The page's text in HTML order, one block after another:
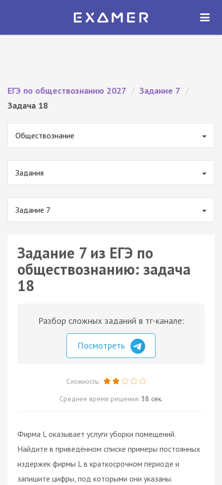
Экзамер — ЕГЭ 2027
ОТКРЫТЬ
ЕГЭ по обществознанию 2027 / Задание 7 /
Задача 18
Обществознание
Задания
Задание 7
Задание 7 из ЕГЭ по
обществознанию: задача
18
Разбор сложных заданий в тг-канале:
Посмотреть
Сложность:
Среднее время решения: 38 сек.
Фирма L оказывает услуги уборки помещений.
Найдите в приведённом списке примеры постоянных
издержек фирмы L в краткосрочном периоде и
запишите цифры, под которыми они указаны.